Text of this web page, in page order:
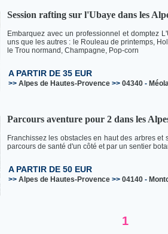
Session rafting sur l'Ubaye dans les
Embarquez avec un professionnel et domptez
uns que les autres : le Rouleau de printemps,
le Trou normand, Champagne, Pop-corn
A PARTIR DE 35 EUR
>> Alpes de Hautes-Provence>> 04340-
Parcours aventure pour 2 dans les
Franchissez les obstacles en haut des arbres
parcours de santé d'un côté et par un sentier
A PARTIR DE 50 EUR
>> Alpes de Hautes-Provence>> 04140-
1